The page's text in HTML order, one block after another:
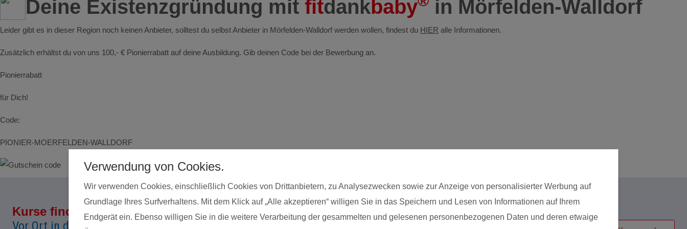
Deine Existenzgründung mit fitdankbaby in Mörfelden-Walldorf
Leider gibt es in dieser Region noch keinen Anbieter, solltest du selbst Anbieter in Mörfelden-Walldorf werden wollen, findest du HIER alle Informationen.
Zusätzlich erhältst du von uns 100,- € Pionierrabatt auf deine Ausbildung. Gib deinen Code bei der Bewerbung an.
Pionierrabatt
für Dich!
Code:
PIONIER-MOERFELDEN-WALLDORF
Kurse finden
Vor Ort in deiner Nähe!
Verwendung von Cookies.
Wir verwenden Cookies, einschließlich Cookies von Drittanbietern, zu Analysezwecken sowie zur Anzeige von personalisierter Werbung auf
Grundlage Ihres Surfverhaltens. Mit dem Klick auf „Alle akzeptieren“ willigen Sie in das Speichern und Lesen von Informationen auf Ihrem
Endgerät ein. Ebenso willigen Sie in die weitere Verarbeitung der gesammelten und gelesenen personenbezogenen Daten und deren etwaige